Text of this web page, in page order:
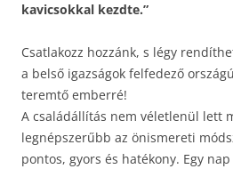
kavicsokkal kezdte.”
Csatlakozz hozzánk, s légy
a belső igazságok felfedező
teremtő emberré!
A családállítás nem véletlenül lett
legnépszerűbb az önismereti
pontos, gyors és hatékony. Egy